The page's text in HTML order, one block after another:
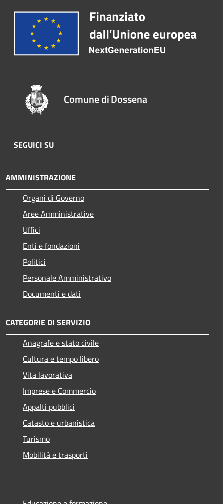
Comune di Dossena
SEGUICI SU
AMMINISTRAZIONE
Organi di Governo
Aree Amministrative
Uffici
Enti e fondazioni
Politici
Personale Amministrativo
Documenti e dati
CATEGORIE DI SERVIZIO
Anagrafe e stato civile
Cultura e tempo libero
Vita lavorativa
Imprese e Commercio
Appalti pubblici
Catasto e urbanistica
Turismo
Mobilità e trasporti